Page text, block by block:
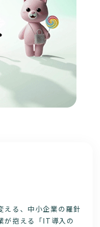
える、中小企業の羅針
が抱える「IT導入の